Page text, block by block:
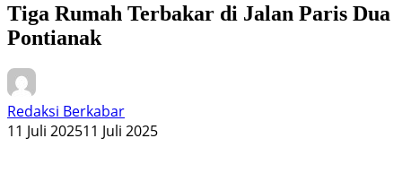
Tiga Rumah Terbakar di Jalan Paris Dua
Pontianak
Redaksi Berkabar
11 Juli 202511 Juli 2025